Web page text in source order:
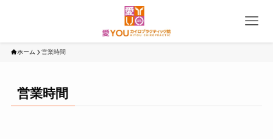
ホーム 営業時間
営業時間